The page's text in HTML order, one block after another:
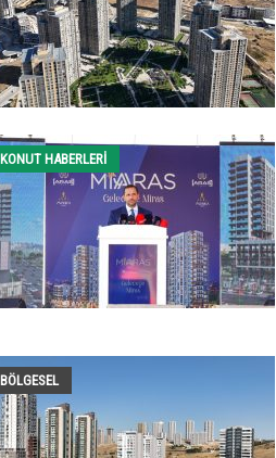
KONUT HABERLERI
BÖLGESEL